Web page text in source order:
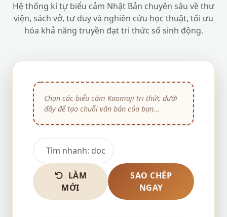
Hệ thống kí tự biểu cảm Nhật Bản chuyên sâu về thư
viện, sách vở, tư duy và nghiên cứu học thuật, tối ưu
hóa khả năng truyền đạt tri thức số sinh động.
LÀM
MỚI
SAO CHÉP
NGAY